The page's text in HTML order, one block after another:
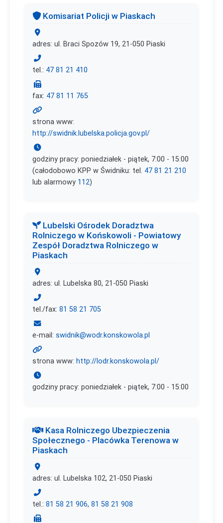
Komisariat Policji w Piaskach
adres: ul. Braci Spozów 19, 21-050 Piaski
tel.: 47 81 21 410
fax: 47 81 11 765
strona www:
http://swidnik.lubelska.policja.gov.pl/
godziny pracy: poniedziałek - piątek, 7:00 - 15:00
(całodobowo KPP w Świdniku: tel. 47 81 21 210
lub alarmowy 112)
Lubelski Ośrodek Doradztwa
Rolniczego w Końskowoli - Powiatowy
Zespół Doradztwa Rolniczego w
Piaskach
adres: ul. Lubelska 80, 21-050 Piaski
tel./fax: 81 58 21 705
e-mail: swidnik@wodr.konskowola.pl
strona www: http://lodr.konskowola.pl/
godziny pracy: poniedziałek - piątek, 7:00 - 15:00
Kasa Rolniczego Ubezpieczenia
Społecznego - Placówka Terenowa w
Piaskach
adres: ul. Lubelska 102, 21-050 Piaski
tel.: 81 58 21 906, 81 58 21 908